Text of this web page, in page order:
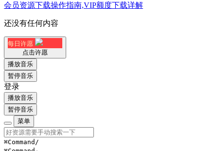
会员资源下载操作指南,VIP额度下载详解
还没有任何内容
每日许愿
点击许愿
播放音乐
暂停音乐
登录
播放音乐
暂停音乐
菜单
⌘Command /